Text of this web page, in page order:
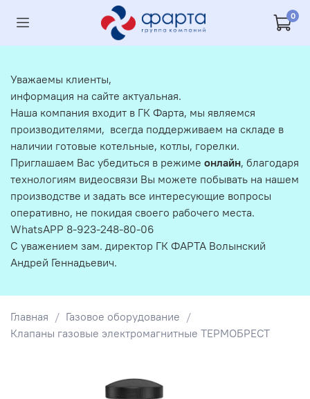
0
Главная
Газовое оборудование
Клапаны газовые электромагнитные ТЕРМОБРЕСТ
Уважаемы клиенты,
информация на сайте актуальная.
Наша компания входит в ГК Фарта, мы являемся
производителями, всегда поддерживаем на складе в
наличии готовые котельные, котлы, горелки.
Приглашаем Вас убедиться в режиме онлайн, благодаря
технологиям видеосвязи Вы можете побывать на нашем
производстве и задать все интересующие вопросы
оперативно, не покидая своего рабочего места.
WhatsAPP 8-923-248-80-06
С уважением зам. директор ГК ФАРТА Волынский
Андрей Геннадьевич.